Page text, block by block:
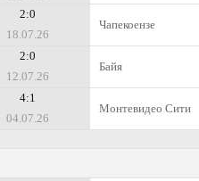
2:0
18.07.26
Чапекоензе
2:0
12.07.26
Байя
4:1
04.07.26
Монтевидео Сити